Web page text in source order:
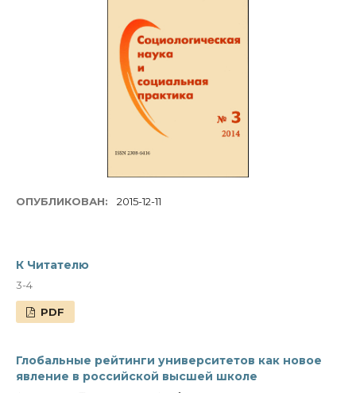
ОПУБЛИКОВАН: 2015-12-11
К Читателю
3-4
PDF
Глобальные рейтинги университетов как новое
явление в российской высшей школе